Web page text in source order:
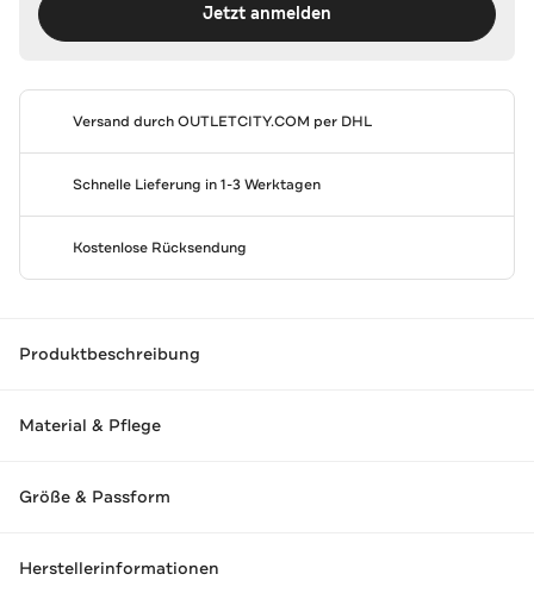
Jetzt anmelden
Versand durchOUTLETCITY.COM per DHL
Schnelle Lieferung in 1-3 Werktagen
Kostenlose Rücksendung
Produktbeschreibung
Material & Pflege
Größe & Passform
Herstellerinformationen